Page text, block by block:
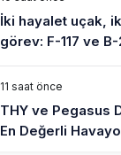
İki hayalet uçak,
görev: F-117 ve B-
11 saat önce
THY ve Pegasus
En Değerli